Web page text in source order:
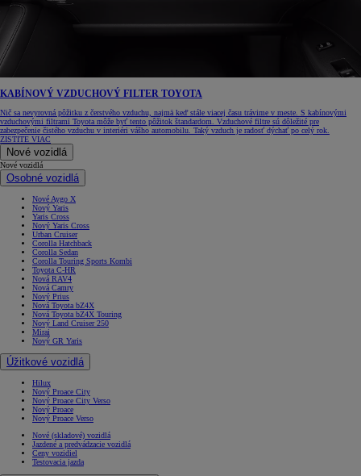
KABÍNOVÝ VZDUCHOVÝ FILTER TOYOTA
Nič sa nevyrovná pôžitku z čerstvého vzduchu, najmä keď stále viacej času trávime v meste. S kabínovými
vzduchovými filtrami Toyota môže byť tento pôžitok štandardom. Vzduchové filtre sú dôležité pre
zabezpečenie čistého vzduchu v interiéri vášho automobilu. Taký vzduch je radosť dýchať po celý rok.
ZISTITE VIAC
Nové vozidlá
Nové vozidlá
Osobné vozidlá
Nové Aygo X
Nový Yaris
Yaris Cross
Nový Yaris Cross
Urban Cruiser
Corolla Hatchback
Corolla Sedan
Corolla Touring Sports Kombi
Toyota C-HR
Nová RAV4
Nová Camry
Nový Prius
Nová Toyota bZ4X
Nová Toyota bZ4X Touring
Nový Land Cruiser 250
Mirai
Nový GR Yaris
Úžitkové vozidlá
Hilux
Nový Proace City
Nový Proace City Verso
Nový Proace
Nový Proace Verso
Nové (skladové) vozidlá
Jazdené a predvádzacie vozidlá
Ceny vozidiel
Testovacia jazda